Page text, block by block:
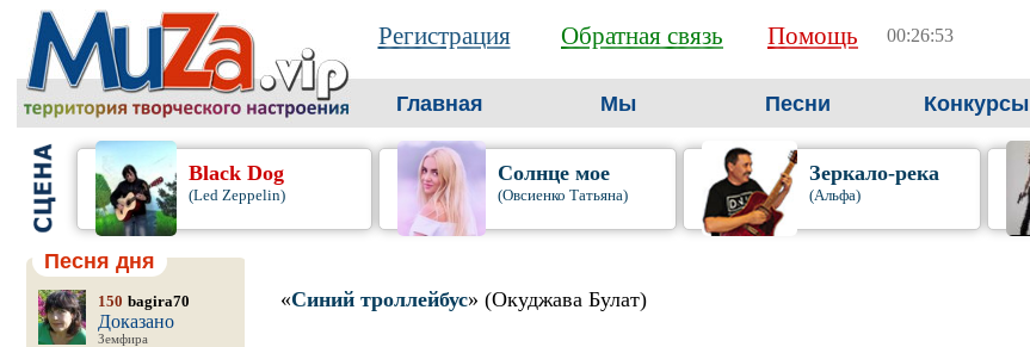
Регистрация Обратная связь Помощь 00:26:54
Главная Мы Песни Конкурсы
Black Dog
(Led Zeppelin)
Солнце мое
(Овсиенко Татьяна)
Зеркало-река
(Альфа)
Песня дня
150 bagira70
Доказано
Земфира
«Синий троллейбус» (Окуджава Булат)